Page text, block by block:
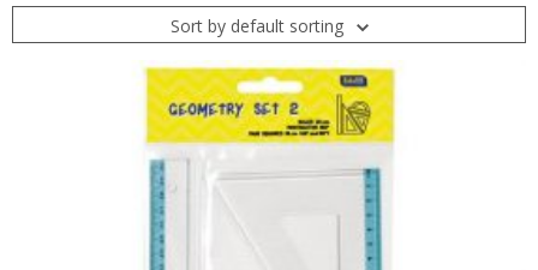
Sort by default sorting